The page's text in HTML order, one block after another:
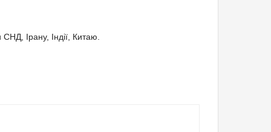
Ірану, Індії, Китаю.